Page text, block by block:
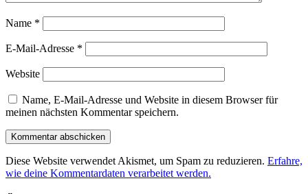
Name *
E-Mail-Adresse *
Website
Name, E-Mail-Adresse und Website in diesem Browser für
meinen nächsten Kommentar speichern.
Diese Website verwendet Akismet, um Spam zu reduzieren. Erfahre,
wie deine Kommentardaten verarbeitet werden.